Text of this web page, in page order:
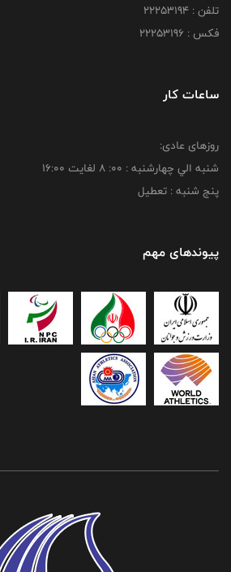
تلفن : 22253194
فکس : 22253196
ساعات کار
روزهای عادی:
شنبه الي چهارشنبه : 00: 8 لغايت 16:00
پنج شنبه : تعطیل
پیوندهای مهم